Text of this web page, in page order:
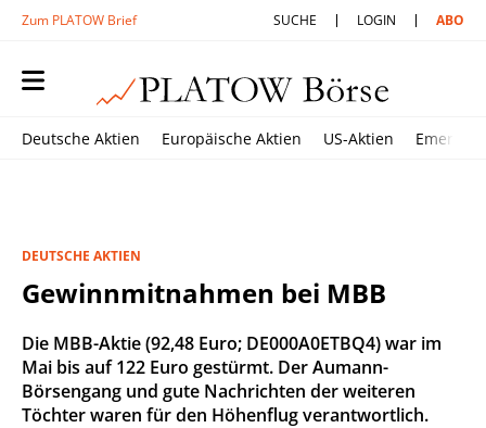
Zum PLATOW Brief SUCHE LOGIN ABO
Deutsche Aktien Europäische Aktien US-Aktien
DEUTSCHE AKTIEN
Gewinnmitnahmen bei MBB
Die MBB-Aktie (92,48 Euro; DE000A0ETBQ4) war im
Mai bis auf 122 Euro gestürmt. Der Aumann-
Börsengang und gute Nachrichten der weiteren
Töchter waren für den Höhenflug verantwortlich.